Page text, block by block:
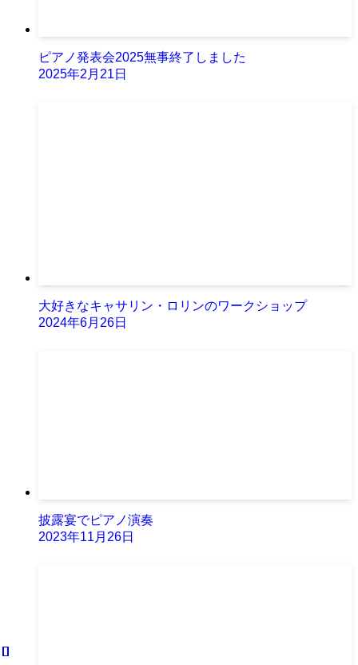
ピアノ発表会2025無事終了しました
2025年2月21日
大好きなキャサリン・ロリンのワークショップ
2024年6月26日
披露宴でピアノ演奏
2023年11月26日